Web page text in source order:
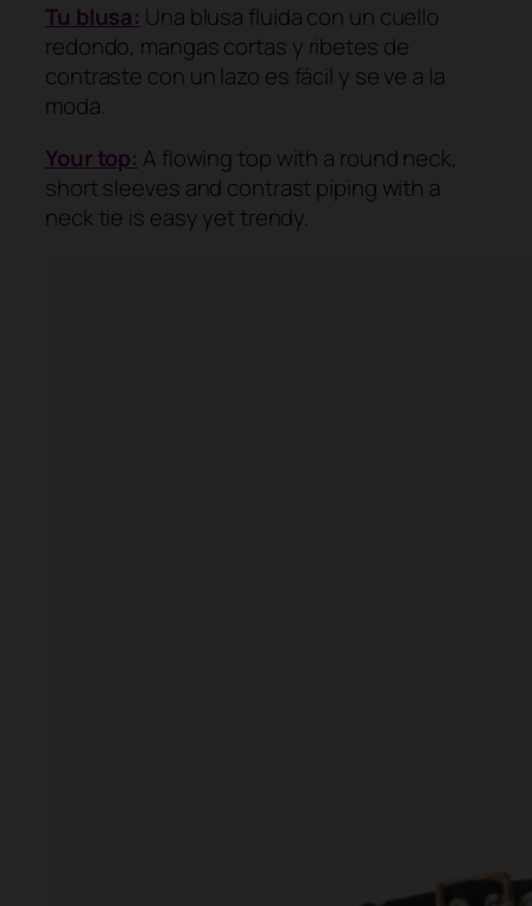
Tu blusa: Una blusa fluidacon un cuello
redondo, mangas cortas y ribetes de
contraste con un lazo es fácil y se ve a la
moda.
Your top: A flowing top with a round neck,
short sleeves and contrast piping with a
neck tie is easy yet trendy.